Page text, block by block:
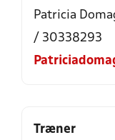
Patricia
/ 30338293
Træner